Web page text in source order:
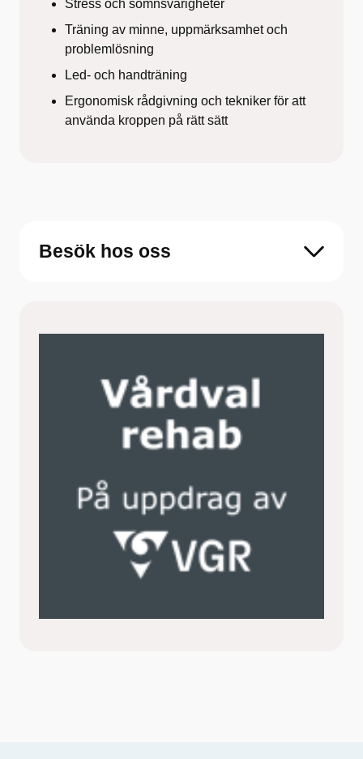
Stress och sömnsvårigheter
Träning av minne, uppmärksamhet och
problemlösning
Led- och handträning
Ergonomisk rådgivning och tekniker för att
använda kroppen på rätt sätt
Besök hos oss